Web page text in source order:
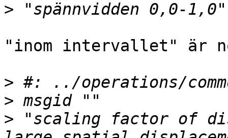
>
"inom intervallet" är
>
>
> "scaling factor of